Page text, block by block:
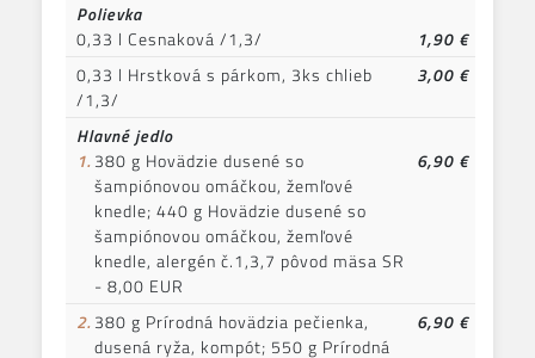
Polievka
0,33 l Cesnaková /1,3/
1,90 €
0,33 l Hrstková s párkom, 3ks chlieb
/1,3/
3,00 €
Hlavné jedlo
1. 380 g Hovädzie dusené so
šampiónovou omáčkou, žemľové
knedle; 440 g Hovädzie dusené so
šampiónovou omáčkou, žemľové
knedle, alergén č.1,3,7 pôvod mäsa SR
- 8,00 EUR
6,90 €
2. 380 g Prírodná hovädzia pečienka,
dusená ryža, kompót; 550 g Prírodná
6,90 €